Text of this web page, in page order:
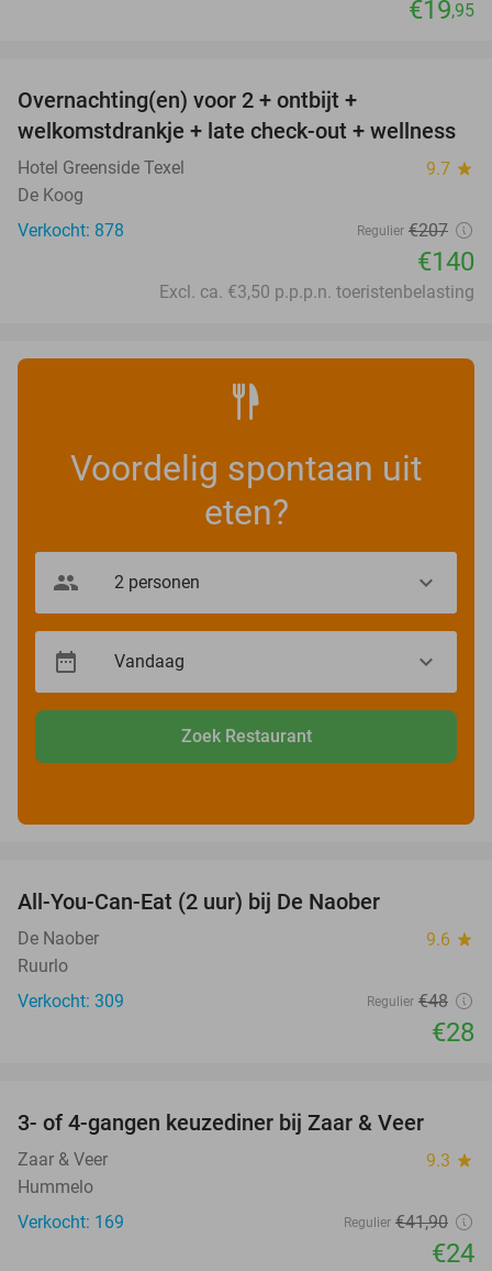
€19,95
Overnachting(en) voor 2 + ontbijt +
welkomstdrankje + late check-out + wellness
Hotel Greenside Texel 9.7 star
De Koog
Verkocht: 878
Regulier €207
€140
Excl. ca. €3,50 p.p.p.n. toeristenbelasting
Voordelig spontaan uit
eten?
Zoek Restaurant
All-You-Can-Eat (2 uur) bij De Naober
De Naober 9.6 star
Ruurlo
Verkocht: 309
Regulier €48
€28
3- of 4-gangen keuzediner bij Zaar & Veer
Zaar & Veer 9.3 star
Hummelo
Verkocht: 169
Regulier €41,90
€24